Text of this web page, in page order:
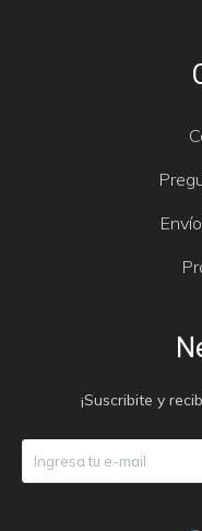
¡Suscribite y